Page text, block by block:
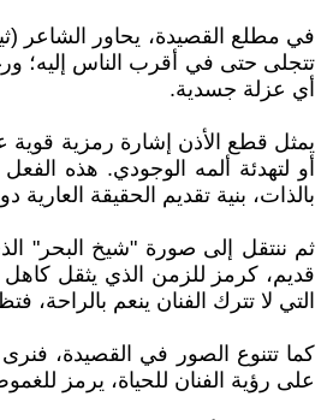
في مطلع القصيدة، يحاور الشاعر
تتجلى حتى في أقرب الناس إليه؛
أي عزلة جسدية.
يمثل قطع الأذن إشارة رمزية قوية
أو لتهدئة ألمه الوجودي. هذه
بالذات، بنية تقديم الحقيقة
ثم ننتقل إلى صورة "شيخ البحر"
قديم، كرمز للزمن الذي يثقل كاهل
التي لا تترك الفنان ينعم
كما تتنوع الصور في القصيدة،
على رؤية الفنان للحياة، يرمز